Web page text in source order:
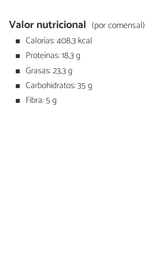
Valor nutricional (por comensal)
Calorías: 408,3 kcal
Proteínas: 18,3 g
Grasas: 23,3 g
Carbohidratos: 35 g
Fibra: 5 g